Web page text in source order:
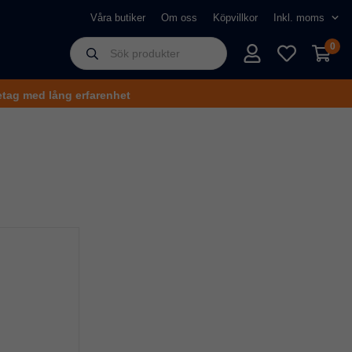
Våra butiker Om oss Köpvillkor
0
med lång erfarenhet